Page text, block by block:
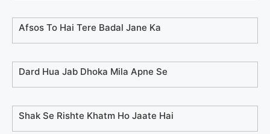
Afsos To Hai Tere Badal Jane Ka
Dard Hua Jab Dhoka Mila Apne Se
Shak Se Rishte Khatm Ho Jaate Hai